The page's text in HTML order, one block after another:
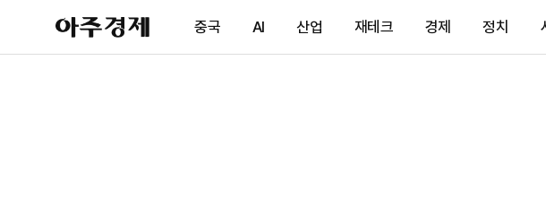
아
주
제
중국 AI 산업 재테크 경제 정치